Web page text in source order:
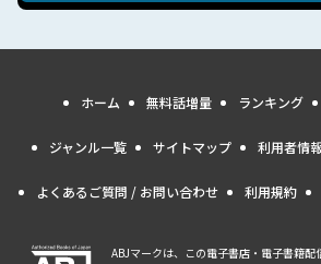
ホーム 無料話増量 ランキング
ジャンル一覧 サイトマップ 利用者情
よくあるご質問 / お問い合わせ 利用規約
ABJマークは、この電子書店・電子書籍